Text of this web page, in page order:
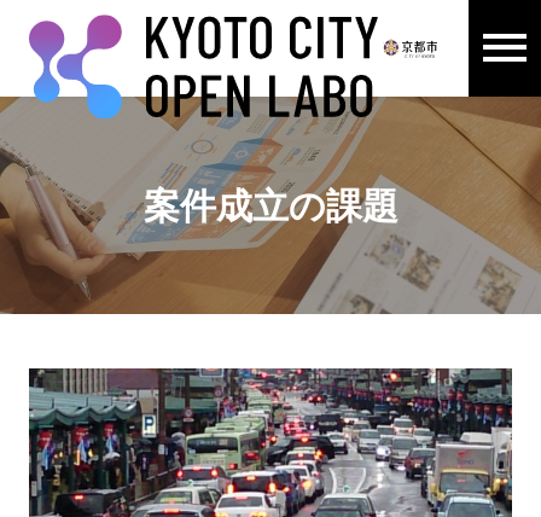
ここから本文です。
案件成立の課題